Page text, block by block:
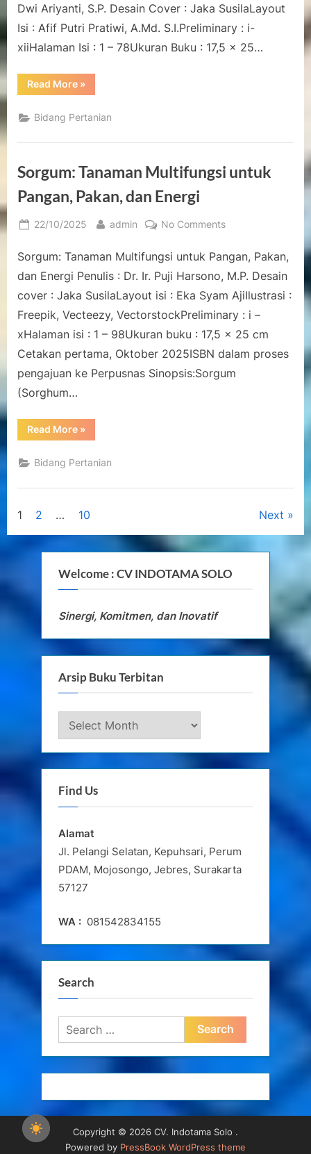
Bioremediasi
Pencemaran
Logam
Dwi Ariyanti, S.P. Desain Cover : Jaka SusilaLayout
Isi : Afif Putri Pratiwi, A.Md. S.I.Preliminary : i-
xiiHalaman Isi : 1 – 78Ukuran Buku : 17,5 x 25…
Read More“Buku
Ajar
Mikoriza
Arbuskular:
Bioremediasi
Berat
[Sumber
Elektronis]”
»
Bidang Pertanian
Sorgum: Tanaman Multifungsi untuk
Pangan, Pakan, dan Energi
Posted
22/10/2025 By
admin No Commentson
Tanaman
Multifungsi
Pangan,
Pakan,
dan
Energi
Sorgum: Tanaman Multifungsi untuk Pangan, Pakan,
dan Energi Penulis : Dr. Ir. Puji Harsono, M.P. Desain
cover : Jaka SusilaLayout isi : Eka Syam AjiIlustrasi :
Freepik, Vecteezy, VectorstockPreliminary : i –
xHalaman isi : 1 – 98Ukuran buku : 17,5 x 25 cm
Cetakan pertama, Oktober 2025ISBN dalam proses
pengajuan ke Perpusnas Sinopsis:Sorgum
(Sorghum…
Read More“Sorgum:
Tanaman
untuk
Pangan,
dan
»
Bidang Pertanian
Posts
pagination
1 2 … 10 Next
Welcome : CV INDOTAMA SOLO
Sinergi, Komitmen, dan Inovatif
Arsip Buku Terbitan
Arsip
Buku
Terbitan
Find Us
Alamat
Jl. Pelangi Selatan, Kepuhsari, Perum
PDAM, Mojosongo, Jebres, Surakarta
57127
WA : 081542834155
Search
Search
for:
Copyright © 2026 CV. Indotama Solo .
Powered by PressBook WordPress theme